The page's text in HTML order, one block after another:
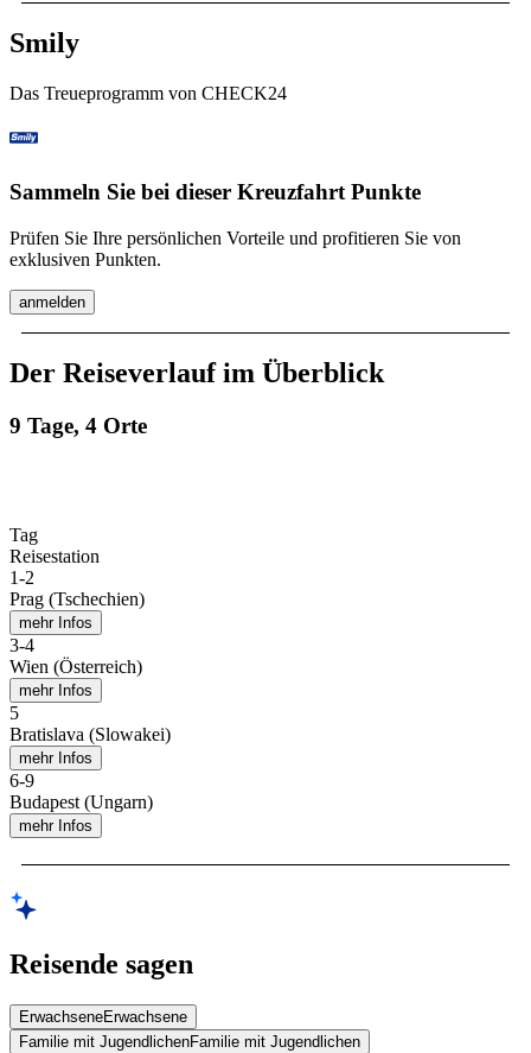
Smily
Das Treueprogramm von CHECK24
Sammeln Sie bei dieser Kreuzfahrt Punkte
Prüfen Sie Ihre persönlichen Vorteile und profitieren Sie von
exklusiven Punkten.
anmelden
Der Reiseverlauf im Überblick
9 Tage, 4 Orte
Tag
Reisestation
1-2
Prag (Tschechien)
mehr Infos
3-4
Wien (Österreich)
mehr Infos
5
Bratislava (Slowakei)
mehr Infos
6-9
Budapest (Ungarn)
mehr Infos
Reisende sagen
ErwachseneErwachsene
Familie mit JugendlichenFamilie mit Jugendlichen